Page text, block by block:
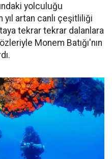
yolculuğu
yıl artan canlı çeşitliliği
tekrar tekrar dalanlara
Monem Batığı'nın